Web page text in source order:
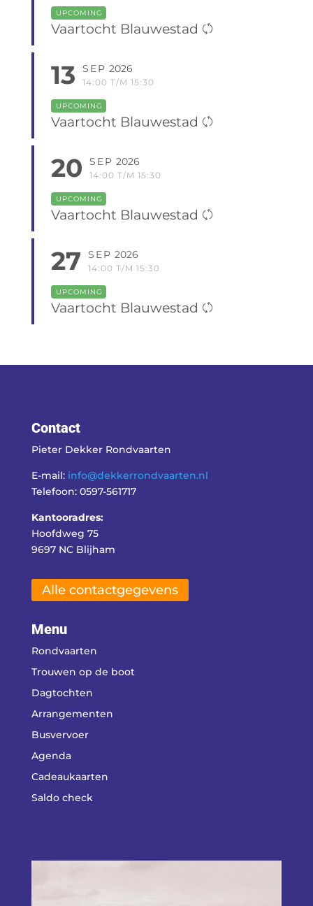
UPCOMING
Vaartocht Blauwestad
13 SEP 2026
14:00 T/M 15:30
UPCOMING
Vaartocht Blauwestad
20 SEP 2026
14:00 T/M 15:30
UPCOMING
Vaartocht Blauwestad
27 SEP 2026
14:00 T/M 15:30
UPCOMING
Vaartocht Blauwestad
Contact
Pieter Dekker Rondvaarten
E-mail: info@dekkerrondvaarten.nl
Telefoon: 0597-561717
Kantooradres:
Hoofdweg 75
9697 NC Blijham
Alle contactgegevens
Menu
Rondvaarten
Trouwen op de boot
Dagtochten
Arrangementen
Busvervoer
Agenda
Cadeaukaarten
Saldo check